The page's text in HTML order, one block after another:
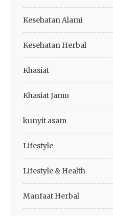
Kesehatan Alami
Kesehatan Herbal
Khasiat
Khasiat Jamu
kunyit asam
Lifestyle
Lifestyle & Health
Manfaat Herbal